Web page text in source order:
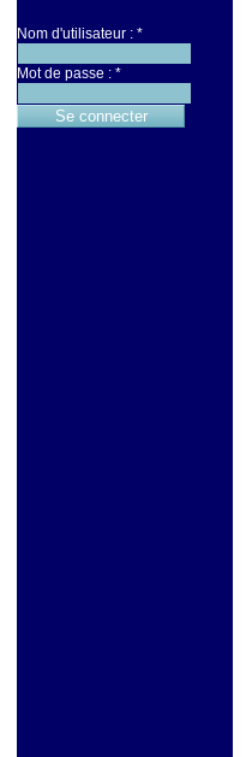
Nom d'utilisateur : *
Mot de passe : *